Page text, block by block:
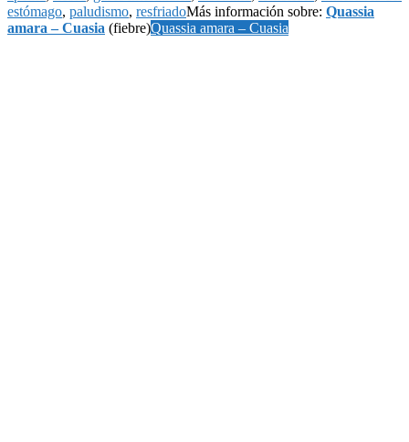
estómago, paludismo, resfriadoMás información sobre: Quassia
amara – Cuasia (fiebre)Quassia amara – Cuasia